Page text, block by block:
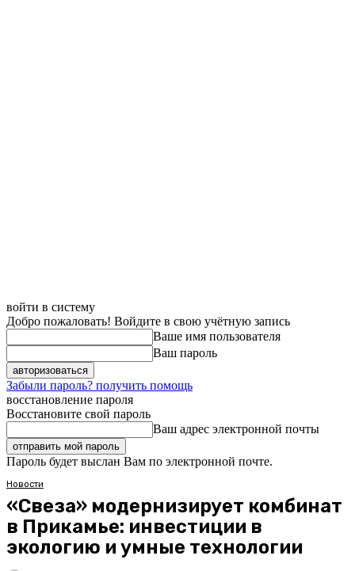
войти в систему
Добро пожаловать! Войдите в свою учётную запись
Ваше имя пользователя
Ваш пароль
Забыли пароль? получить помощь
восстановление пароля
Восстановите свой пароль
Ваш адрес электронной почты
Пароль будет выслан Вам по электронной почте.
Новости
«Свеза» модернизирует комбинат
в Прикамье: инвестиции в
экологию и умные технологии